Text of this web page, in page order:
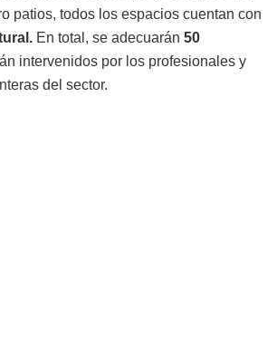
patios, todos los espacios cuentan con
En total, se adecuarán 50
intervenidos por los profesionales y
del sector.